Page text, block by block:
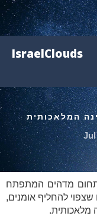
IsraelClouds
Jul
תחום מדהים המתפתח
להחליף אומנים,
מלאכותית.